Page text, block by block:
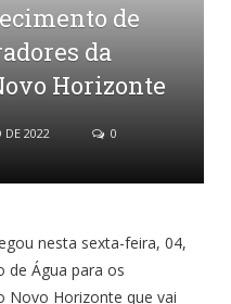
de
da
Horizonte
DE 2022
0
nesta sexta-feira, 04,
de Água para os
Novo Horizonte que vai